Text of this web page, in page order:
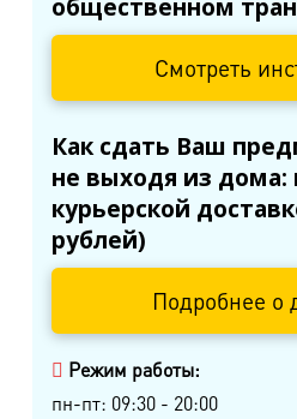
Смотреть
Как сдать Ваш
не выходя из дома:
курьерской
рублей)
Подробнее о
Режим работы:
пн-пт: 09:30 - 20:00